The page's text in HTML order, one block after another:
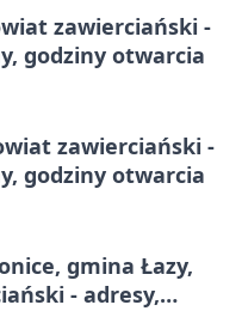
zawierciański -
godziny otwarcia
zawierciański -
godziny otwarcia
gmina Łazy,
- adresy,